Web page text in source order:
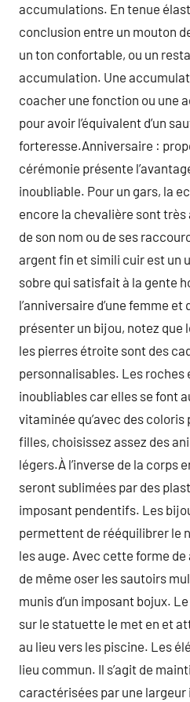
accumulations. En tenue
conclusion entre un mouton
un ton confortable, ou un
accumulation. Une
coacher une fonction ou une
pour avoir l’équivalent d’un
forteresse.Anniversaire :
cérémonie présente
inoubliable. Pour un gars, la
encore la chevalière sont
de son nom ou de ses
argent fin et simili cuir est un
sobre qui satisfait à la gente
l’anniversaire d’une femme et
présenter un bijou, notez que
les pierres étroite sont des
personnalisables. Les
inoubliables car elles se font
vitaminée qu’avec des coloris
filles, choisissez assez des
légers.À l’inverse de la corps
seront sublimées par des
imposant pendentifs. Les
permettent de rééquilibrer le
les auge. Avec cette forme
de même oser les sautoirs
munis d’un imposant bojux.
sur le statuette le met en et
au lieu vers les piscine. Les
lieu commun. Il s’agit de
caractérisées par une largeur